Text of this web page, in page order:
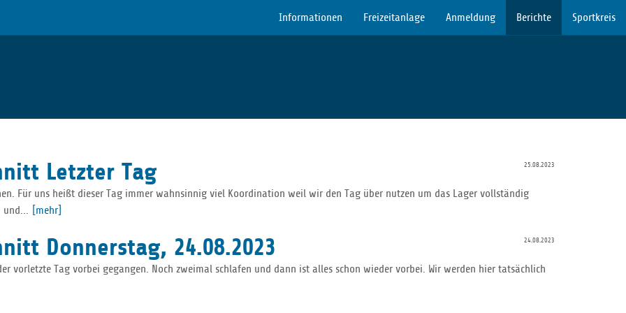
Informationen Freizeitanlage Anmeldung Berichte Sportkreis
25.08.2023
Letzter Tag
Für uns heißt dieser Tag immer wahnsinnig viel Koordination weil wir den Tag über nutzen um das Lager vollständig
und...
[mehr]
24.08.2023
Donnerstag, 24.08.2023
vorletzte Tag vorbei gegangen. Noch zweimal schlafen und dann ist alles schon wieder vorbei. Wir werden hier tatsächlich